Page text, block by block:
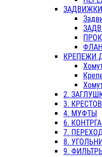
КРЕПЕЖИ
2.
3.
4. МУФТЫ
6.
7.
8.
9.